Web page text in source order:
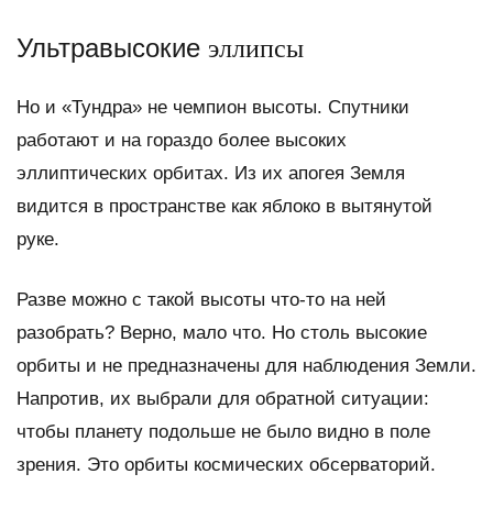
Ультравысокие эллипсы
Но и «Тундра» не чемпион высоты. Спутники
работают и на гораздо более высоких
эллиптических орбитах. Из их апогея Земля
видится в пространстве как яблоко в вытянутой
руке.
Разве можно с такой высоты что-то на ней
разобрать? Верно, мало что. Но столь высокие
орбиты и не предназначены для наблюдения Земли.
Напротив, их выбрали для обратной ситуации:
чтобы планету подольше не было видно в поле
зрения. Это орбиты космических обсерваторий.